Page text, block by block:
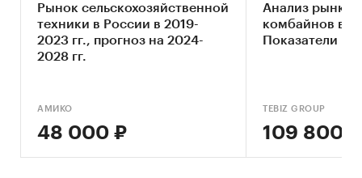
• Архивы СМИ
• Региональные и федеральные СМИ
• Инсайдерские источники
Сельхозтехника
Рынок сельскохозяйственной
техники в России в 2019-
2023 гг., прогноз на 2024-
2028 гг.
АМИКО
48 000 ₽
Анализ рынка
комбайнов в
Показатели и
TEBIZ GROUP
109 800 ₽